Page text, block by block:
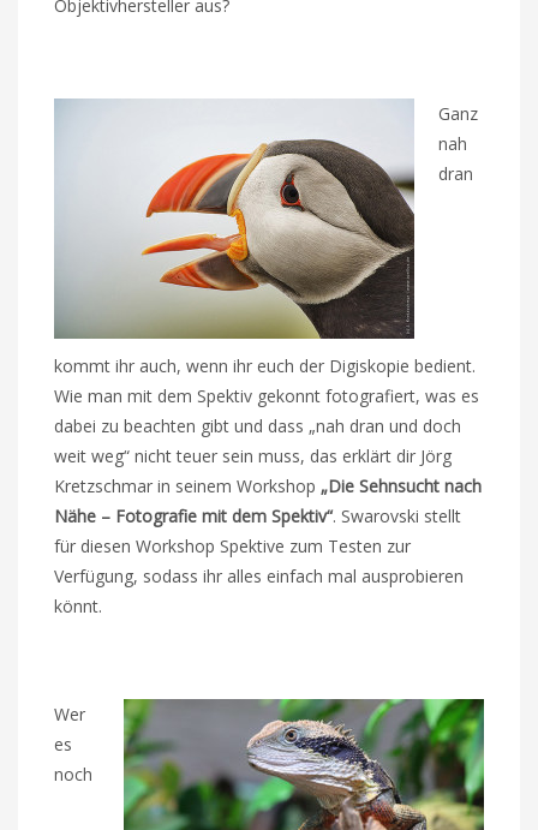
Objektivhersteller aus?
Ganz
nah
dran
kommt ihr auch, wenn ihr euch der Digiskopie bedient.
Wie man mit dem Spektiv gekonnt fotografiert, was es
dabei zu beachten gibt und dass „nah dran und doch
weit weg“ nicht teuer sein muss, das erklärt dir Jörg
Kretzschmar in seinem Workshop „Die Sehnsucht nach
Nähe – Fotografie mit dem Spektiv“. Swarovski stellt
für diesen Workshop Spektive zum Testen zur
Verfügung, sodass ihr alles einfach mal ausprobieren
könnt.
Wer
es
noch